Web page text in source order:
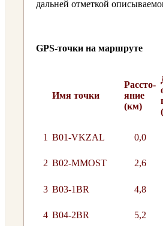
дальней отметкой
GPS-точки на маршруте
Имя точки
Рассто-
яние
(км)
1 B01-VKZAL 0,0
2 B02-MMOST 2,6
3 B03-1BR 4,8
4 B04-2BR 5,2